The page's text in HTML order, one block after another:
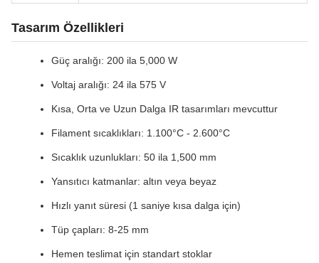
Tasarım Özellikleri
Güç aralığı: 200 ila 5,000 W
Voltaj aralığı: 24 ila 575 V
Kısa, Orta ve Uzun Dalga IR tasarımları mevcuttur
Filament sıcaklıkları: 1.100°C - 2.600°C
Sıcaklık uzunlukları: 50 ila 1,500 mm
Yansıtıcı katmanlar: altın veya beyaz
Hızlı yanıt süresi (1 saniye kısa dalga için)
Tüp çapları: 8-25 mm
Hemen teslimat için standart stoklar